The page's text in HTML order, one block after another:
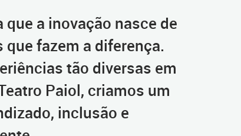
a inovação nasce de
fazem a diferença.
tão diversas em
Paiol, criamos um
inclusão e